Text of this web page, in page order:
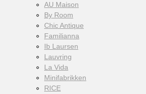
AU Maison
By Room
Chic Antique
Familianna
Ib Laursen
Lauvring
La Vida
Minifabrikken
RICE